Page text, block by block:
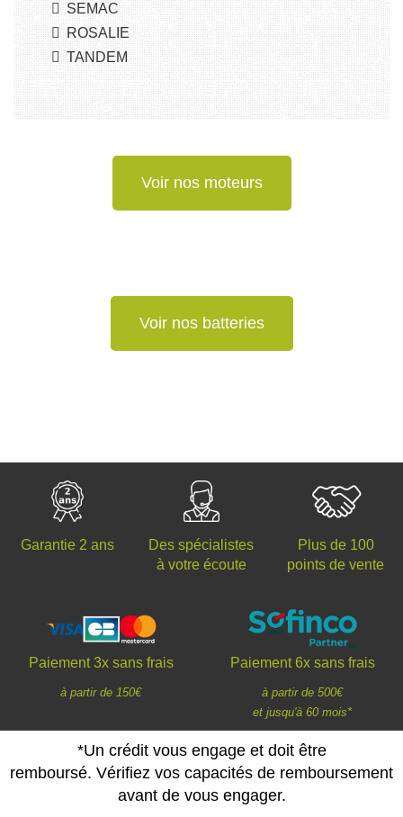
SEMAC
ROSALIE
TANDEM
Voir nos moteurs
Voir nos batteries
Garantie 2 ans
Des spécialistes
à votre écoute
Plus de 100
points de vente
Paiement 3x sans frais
à partir de 150€
Paiement 6x sans frais
à partir de 500€
et jusqu'à 60 mois*
*Un crédit vous engage et doit être
remboursé. Vérifiez vos capacités de remboursement
avant de vous engager.